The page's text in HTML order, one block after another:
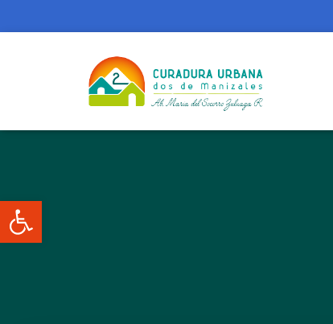
Abrir barra de herramientas